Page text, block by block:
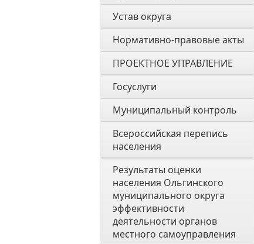
Устав округа
Нормативно-правовые акты
ПРОЕКТНОЕ УПРАВЛЕНИЕ
Госуслуги
Муниципальный контроль
Всероссийская перепись
населения
Результаты оценки
населения Ольгинского
муниципального округа
эффективности
деятельности органов
местного самоуправления